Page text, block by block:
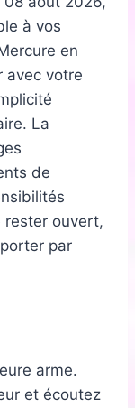
à vos
en
avec votre
La
de
rester ouvert,
par
arme.
et écoutez